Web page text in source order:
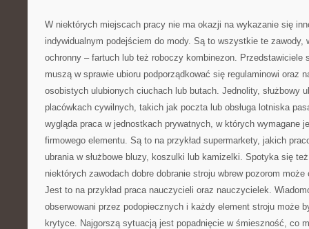
W niektórych miejscach pracy nie ma okazji na wykazanie się
indywidualnym podejściem do mody. Są to wszystkie te zawody,
ochronny – fartuch lub też roboczy kombinezon. Przedstawiciele
muszą w sprawie ubioru podporządkować się regulaminowi oraz
osobistych ulubionych ciuchach lub butach. Jednolity, służbowy
placówkach cywilnych, takich jak poczta lub obsługa lotniska
wygląda praca w jednostkach prywatnych, w których wymagane
firmowego elementu. Są to na przykład supermarkety, jakich
ubrania w służbowe bluzy, koszulki lub kamizelki. Spotyka się
niektórych zawodach dobre dobranie stroju wbrew pozorom
Jest to na przykład praca nauczycieli oraz nauczycielek.
obserwowani przez podopiecznych i każdy element stroju może
krytyce. Najgorszą sytuacją jest popadnięcie w śmieszność, co